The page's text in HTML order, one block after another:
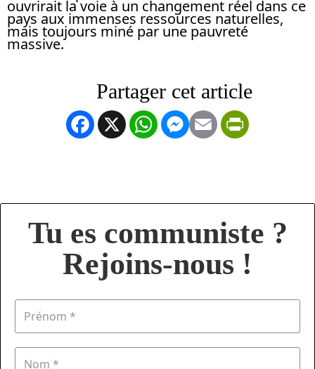
ouvrirait la voie à un changement réel dans ce
pays aux immenses ressources naturelles,
mais toujours miné par une pauvreté
massive.
Facebook
X WhatsApp
Messenger
Email
Tu es communiste ?
Rejoins-nous !